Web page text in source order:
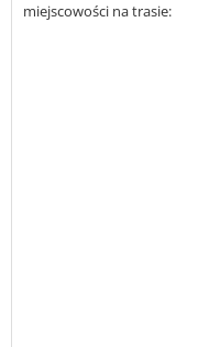
miejscowości na trasie: